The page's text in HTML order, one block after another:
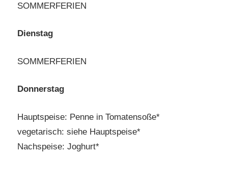
SOMMERFERIEN
Dienstag
SOMMERFERIEN
Donnerstag
Hauptspeise: Penne in Tomatensoße*
vegetarisch: siehe Hauptspeise*
Nachspeise: Joghurt*